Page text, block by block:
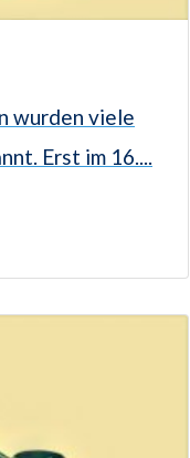
wurden viele
Erst im 16....